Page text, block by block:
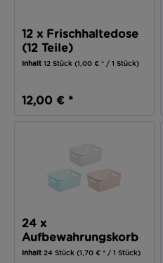
12 x Frischhaltedose
(12 Teile)
Inhalt12 Stück(1,00 € * / 1 Stück)
12,00 € *
24 x
Aufbewahrungskorb
(24 Teile)
Inhalt24 Stück(1,70 € * / 1 Stück)